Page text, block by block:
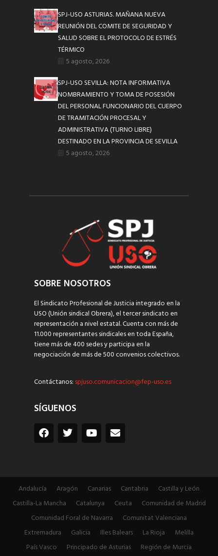
SPJ-USO ASTURIAS. MAÑANA NUEVA
REUNIÓN DEL COMITE DE SEGURIDAD Y
SALUD SOBRE EL PROTOCOLO DE ESTRÉS
TÉRMICO
5 agosto, 2026
SPJ-USO SEVILLA: NOTA INFORMATIVA
NOMBRAMIENTO Y TOMA DE POSESIÓN
DEL PERSONAL FUNCIONARIO DEL CUERPO
DE TRAMITACIÓN PROCESAL Y
ADMINISTRATIVA (TURNO LIBRE)
DESTINADO EN LA PROVINCIA DE SEVILLA
5 agosto, 2026
SOBRE NOSOTROS
El Sindicato Profesional de Justicia integrado en la
USO (Unión sindical Obrera), el tercer sindicato en
representación a nivel estatal. Cuenta con más de
11.000 representantes sindicales en toda España,
tiene más de 400 sedes y participa en la
negociación de más de 500 convenios colectivos.
Contáctanos: spjuso.comunicacion@fep-uso.es
SÍGUENOS
Andalucía Aragón Canarias Cantabria
Castilla y León
Castilla-La Mancha
Catalunya Ceuta
Comunidad de Madrid
Comunidad Foral de Navarra
Comunitat Valenciana
Extremadura
Galicia Illes Balears La Rioja
Melilla
País Vasco
Principado de Asturias Región de Murcia